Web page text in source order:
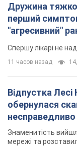
Дружина
перший
"агресивний"
Спершу лікарі не
11 часов назад
Відпустка Лесі
обернулася
несправедливо
Знаменитість
мережі та